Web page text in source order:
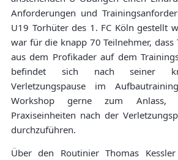
Anforderungen und
U19 Torhüter des 1. FC Köln gestellt
war für die knapp 70 Teilnehmer, dass
aus dem Profikader auf dem
befindet sich nach seiner
Verletzungspause im
Workshop gerne zum
Praxiseinheiten nach der
durchzuführen.
Über den Routinier Thomas